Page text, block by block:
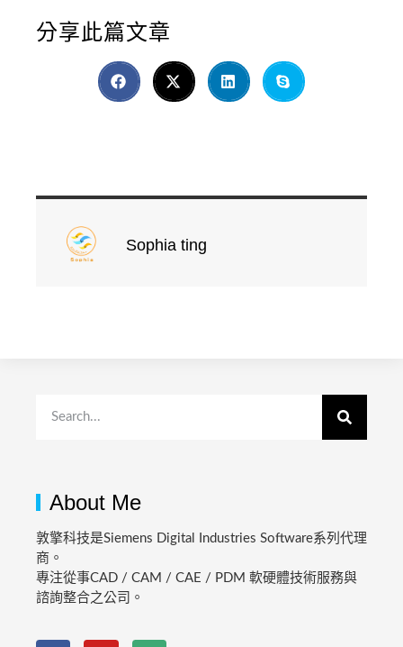
分享此篇文章
Sophia ting
About Me
敦擎科技是Siemens Digital Industries Software系列代理
商。
專注從事CAD / CAM / CAE / PDM 軟硬體技術服務與
諮詢整合之公司。